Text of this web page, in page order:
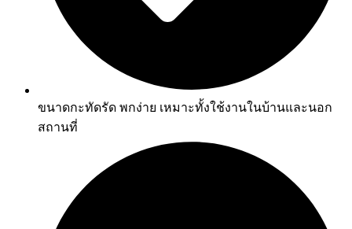
ขนาดกะทัดรัด พกง่าย เหมาะทั้งใช้งานในบ้านและนอก
สถานที่